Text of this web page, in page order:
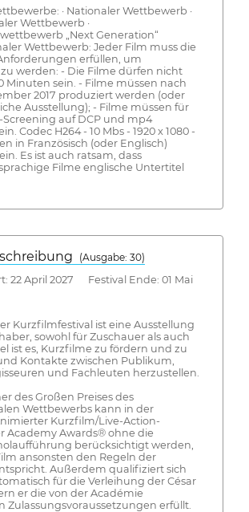
· Nationaler Wettbewerb ·
Wettbewerb ·
„Next Generation“
Wettbewerb: Jeder Film muss die
erfüllen, um
werden: - Die Filme dürfen nicht
Minuten sein. - Filme müssen nach
2017 produziert werden (oder
Ausstellung); - Filme müssen für
Screening auf DCP und mp4
Codec H264 - 10 Mbs - 1920 x 1080 -
in Französisch (oder Englisch)
Es ist auch ratsam, dass
Filme englische Untertitel
(Ausgabe: 30)
22 April 2027 Festival Ende: 01 Mai
Kurzfilmfestival ist eine Ausstellung
sowohl für Zuschauer als auch
ist es, Kurzfilme zu fördern und zu
Kontakte zwischen Publikum,
und Fachleuten herzustellen.
des Großen Preises des
Wettbewerbs kann in der
Kurzfilm/Live-Action-
Academy Awards® ohne die
berücksichtigt werden,
ansonsten den Regeln der
Außerdem qualifiziert sich
für die Verleihung der César
er die von der Académie
Zulassungsvoraussetzungen erfüllt.